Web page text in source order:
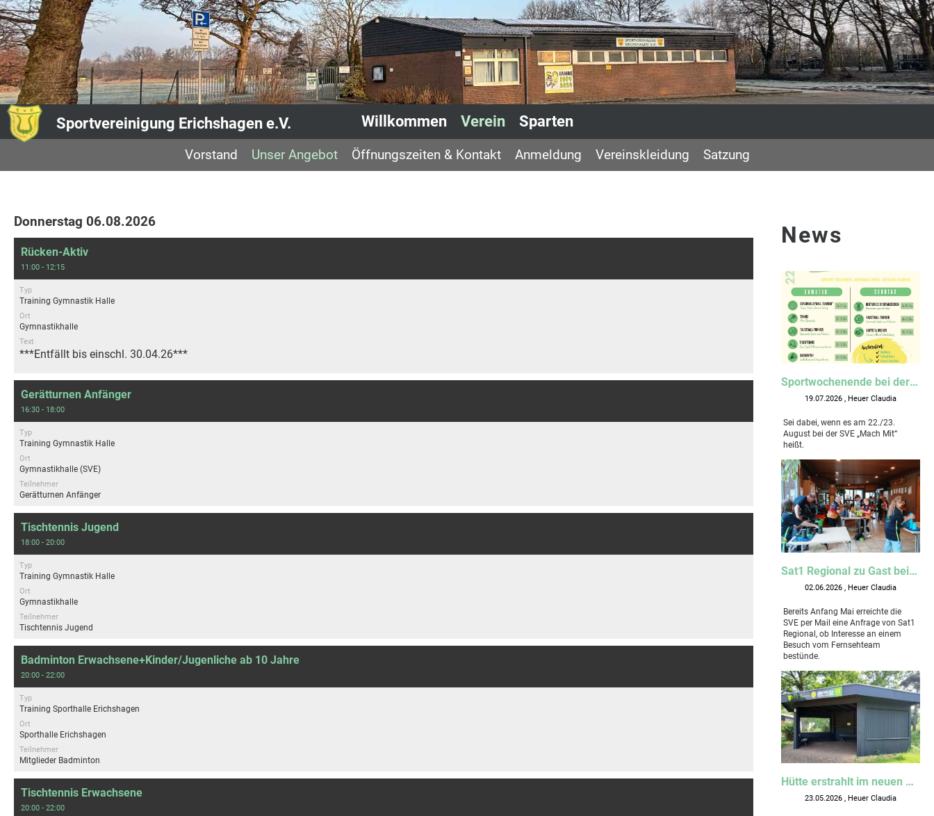
Sportvereinigung Erichshagen e.V. Willkommen Verein Sparten
Vorstand Unser Angebot Öffnungszeiten & Kontakt Anmeldung Vereinskleidung Satzung
Donnerstag 06.08.2026
Rücken-Aktiv
11:00 - 12:15
Typ
Training Gymnastik Halle
Ort
Gymnastikhalle
Text
***Entfällt bis einschl. 30.04.26***
Gerätturnen Anfänger
16:30 - 18:00
Typ
Training Gymnastik Halle
Ort
Gymnastikhalle (SVE)
Teilnehmer
Gerätturnen Anfänger
Tischtennis Jugend
18:00 - 20:00
Typ
Training Gymnastik Halle
Ort
Gymnastikhalle
Teilnehmer
Tischtennis Jugend
Badminton Erwachsene+Kinder/Jugenliche ab 10 Jahre
20:00 - 22:00
Typ
Training Sporthalle Erichshagen
Ort
Sporthalle Erichshagen
Teilnehmer
Mitglieder Badminton
Tischtennis Erwachsene
20:00 - 22:00
News
Sportwochenende bei der SVE
19.07.2026, Heuer Claudia
Sei dabei, wenn es am 22./23.
August bei der SVE „Mach Mit“
heißt.
Sat1 Regional zu Gast beim Stacking
02.06.2026, Heuer Claudia
Bereits Anfang Mai erreichte die
SVE per Mail eine Anfrage von Sat1
Regional, ob Interesse an einem
Besuch vom Fernsehteam
bestünde.
Hütte erstrahlt im neuen Glanz
23.05.2026, Heuer Claudia